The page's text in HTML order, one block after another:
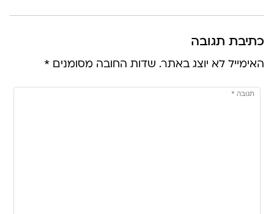
כתיבת תגובה
האימייל לא יוצג באתר. שדות החובה מסומנים *
תגובה *